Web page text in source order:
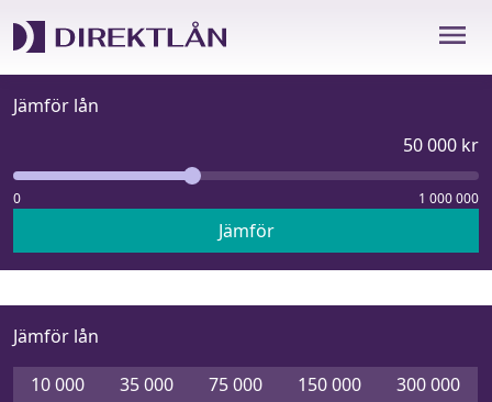
Jämför lån
50 000 kr
0 1 000 000
Jämför
Jämför lån
10 000
35 000 75 000 150 000
300 000